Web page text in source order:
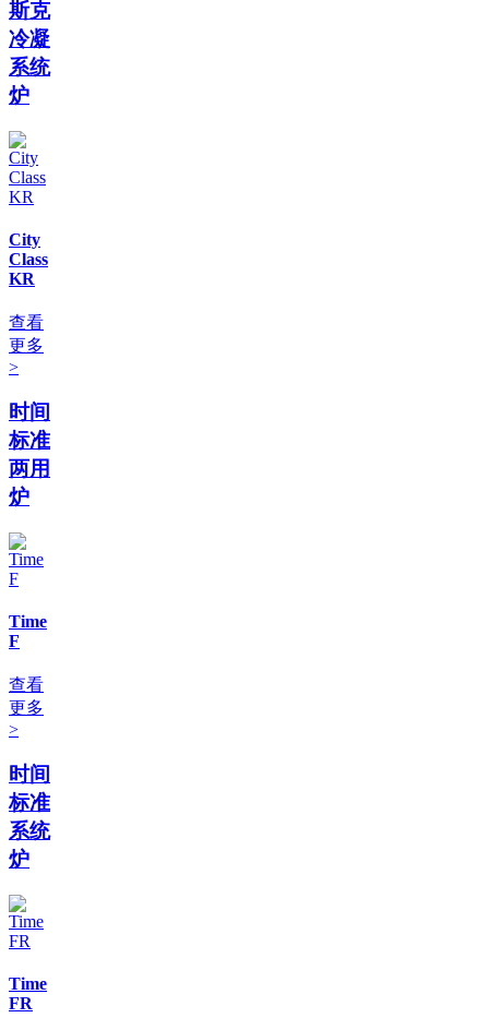
斯克
冷凝
系统
炉
City
Class
KR
查看
更多
>
时间
标准
两用
炉
Time
F
查看
更多
>
时间
标准
系统
炉
Time
FR